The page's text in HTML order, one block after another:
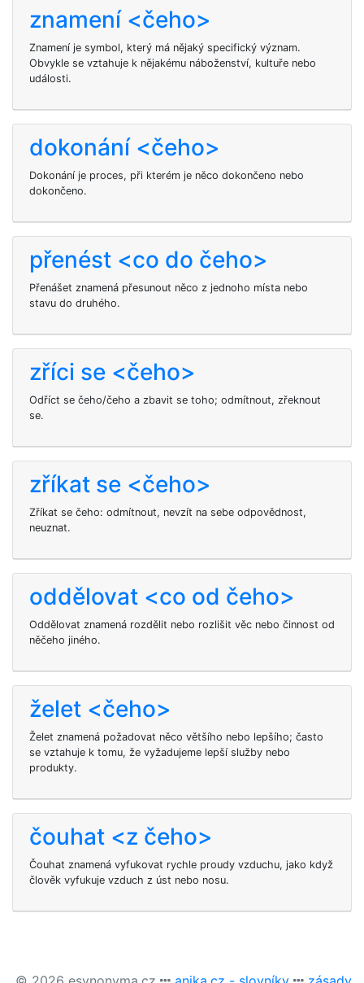
znamení <čeho>
Znamení je symbol, který má nějaký specifický význam.
Obvykle se vztahuje k nějakému náboženství, kultuře nebo
události.
dokonání <čeho>
Dokonání je proces, při kterém je něco dokončeno nebo
dokončeno.
přenést <co do čeho>
Přenášet znamená přesunout něco z jednoho místa nebo
stavu do druhého.
zříci se <čeho>
Odříct se čeho/čeho a zbavit se toho; odmítnout, zřeknout
se.
zříkat se <čeho>
Zříkat se čeho: odmítnout, nevzít na sebe odpovědnost,
neuznat.
oddělovat <co od čeho>
Oddělovat znamená rozdělit nebo rozlišit věc nebo činnost od
něčeho jiného.
želet <čeho>
Želet znamená požadovat něco většího nebo lepšího; často
se vztahuje k tomu, že vyžadujeme lepší služby nebo
produkty.
čouhat <z čeho>
Čouhat znamená vyfukovat rychle proudy vzduchu, jako když
člověk vyfukuje vzduch z úst nebo nosu.